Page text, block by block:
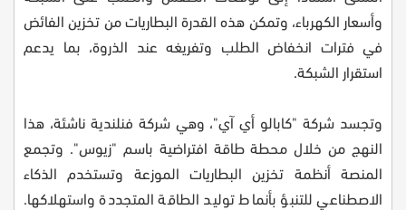
وأسعار الكهرباء، وتمكن هذه القدرة البطاريات من تخزين الفائض
في فترات انخفاض الطلب وتفريغه عند الذروة، بما يدعم
استقرار الشبكة.
وتجسد شركة "كابالو أي آي"، وهي شركة فنلندية ناشئة، هذا
النهج من خلال محطة طاقة افتراضية باسم "زيوس". وتجمع
المنصة أنظمة تخزين البطاريات الموزعة وتستخدم الذكاء
الاصطناعي للتنبؤ بأنماط توليد الطاقة المتجددة واستهلاكها.